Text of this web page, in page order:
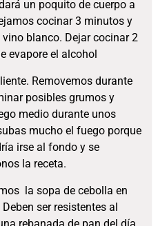
un poquito de cuerpo a
cocinar 3 minutos y
blanco. Dejar cocinar 2
evapore el alcohol
Removemos durante
posibles grumos y
medio durante unos
mucho el fuego porque
irse al fondo y se
la receta.
la sopa de cebolla en
ser resistentes al